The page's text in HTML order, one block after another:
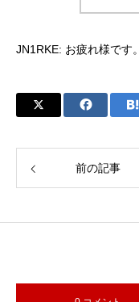
JN1RKE: お疲れ様です
前の記事